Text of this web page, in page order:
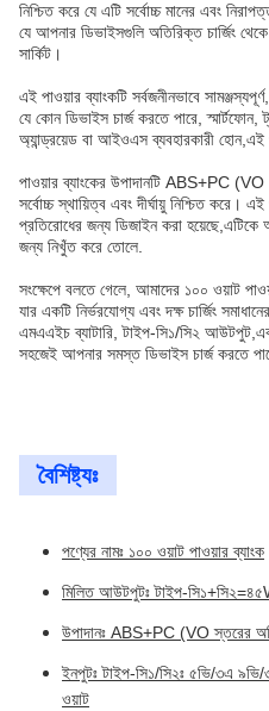
নিশ্চিত করে যে এটি সর্বোচ্চ মানের এবং
যে আপনার ডিভাইসগুলি অতিরিক্ত চার্জিং
সার্কিট।
এই পাওয়ার ব্যাংকটি সর্বজনীনভাবে
যে কোন ডিভাইস চার্জ করতে পারে,
অ্যান্ড্রয়েড বা আইওএস ব্যবহারকারী হোন,এই
পাওয়ার ব্যাংকের উপাদানটি ABS+PC
সর্বোচ্চ স্থায়িত্ব এবং দীর্ঘায়ু নিশ্চিত করে।
প্রতিরোধের জন্য ডিজাইন করা হয়েছে,এটিকে
জন্য নিখুঁত করে তোলে.
সংক্ষেপে বলতে গেলে, আমাদের ১০০ ওয়াট
যার একটি নির্ভরযোগ্য এবং দক্ষ চার্জিং
এমএএইচ ব্যাটারি, টাইপ-সি১/সি২
সহজেই আপনার সমস্ত ডিভাইস চার্জ করতে
বৈশিষ্ট্যঃ
পণ্যের নামঃ ১০০ ওয়াট পাওয়ার ব্যাংক
মিলিত আউটপুটঃ টাইপ-
উপাদানঃ ABS+PC (VO স্তরের
ইনপুটঃ টাইপ-সি১/সি২ঃ ৫ভি/৩এ
ওয়াট